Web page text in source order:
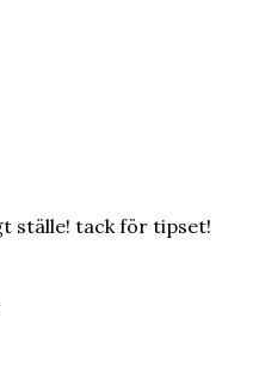
ställe! tack för tipset!